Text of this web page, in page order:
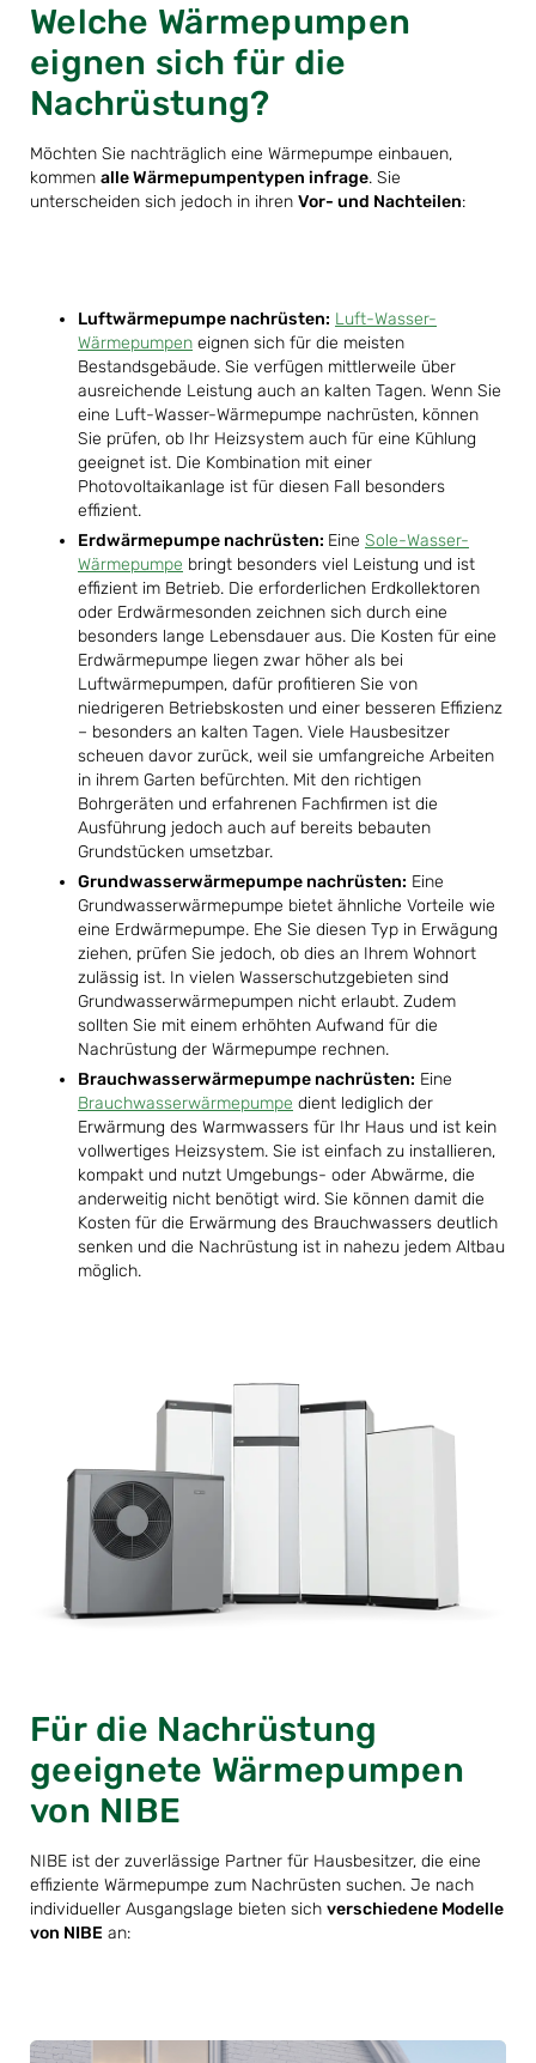
Welche Wärmepumpen
eignen sich für die
Nachrüstung?
Möchten Sie nachträglich eine Wärmepumpe einbauen,
kommen alle Wärmepumpentypen infrage. Sie
unterscheiden sich jedoch in ihren Vor- und Nachteilen:
Luftwärmepumpe nachrüsten: Luft-Wasser-
Wärmepumpen eignen sich für die meisten
Bestandsgebäude. Sie verfügen mittlerweile über
ausreichende Leistung auch an kalten Tagen. Wenn Sie
eine Luft-Wasser-Wärmepumpe nachrüsten, können
Sie prüfen, ob Ihr Heizsystem auch für eine Kühlung
geeignet ist. Die Kombination mit einer
Photovoltaikanlage ist für diesen Fall besonders
effizient.
Erdwärmepumpe nachrüsten: Eine Sole-Wasser-
Wärmepumpe bringt besonders viel Leistung und ist
effizient im Betrieb. Die erforderlichen Erdkollektoren
oder Erdwärmesonden zeichnen sich durch eine
besonders lange Lebensdauer aus. Die Kosten für eine
Erdwärmepumpe liegen zwar höher als bei
Luftwärmepumpen, dafür profitieren Sie von
niedrigeren Betriebskosten und einer besseren Effizienz
– besonders an kalten Tagen. Viele Hausbesitzer
scheuen davor zurück, weil sie umfangreiche Arbeiten
in ihrem Garten befürchten. Mit den richtigen
Bohrgeräten und erfahrenen Fachfirmen ist die
Ausführung jedoch auch auf bereits bebauten
Grundstücken umsetzbar.
Grundwasserwärmepumpe nachrüsten: Eine
Grundwasserwärmepumpe bietet ähnliche Vorteile wie
eine Erdwärmepumpe. Ehe Sie diesen Typ in Erwägung
ziehen, prüfen Sie jedoch, ob dies an Ihrem Wohnort
zulässig ist. In vielen Wasserschutzgebieten sind
Grundwasserwärmepumpen nicht erlaubt. Zudem
sollten Sie mit einem erhöhten Aufwand für die
Nachrüstung der Wärmepumpe rechnen.
Brauchwasserwärmepumpe nachrüsten: Eine
Brauchwasserwärmepumpe dient lediglich der
Erwärmung des Warmwassers für Ihr Haus und ist kein
vollwertiges Heizsystem. Sie ist einfach zu installieren,
kompakt und nutzt Umgebungs- oder Abwärme, die
anderweitig nicht benötigt wird. Sie können damit die
Kosten für die Erwärmung des Brauchwassers deutlich
senken und die Nachrüstung ist in nahezu jedem Altbau
möglich.
Für die Nachrüstung
geeignete Wärmepumpen
von NIBE
NIBE ist der zuverlässige Partner für Hausbesitzer, die eine
effiziente Wärmepumpe zum Nachrüsten suchen. Je nach
individueller Ausgangslage bieten sich verschiedene Modelle
von NIBE an: